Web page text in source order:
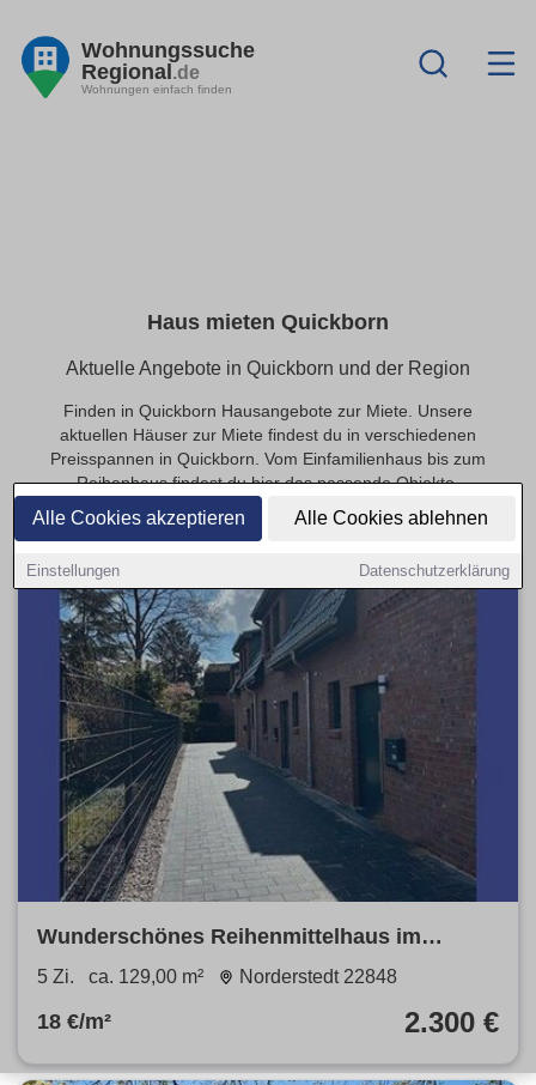
Alle Cookies akzeptieren Alle Cookies ablehnen
Einstellungen Datenschutzerklärung
Wohnungssuche
Regional.de
Wohnungen einfach finden
Haus mieten Quickborn
Aktuelle Angebote in Quickborn und der Region
Finden in Quickborn Hausangebote zur Miete. Unsere
aktuellen Häuser zur Miete findest du in verschiedenen
Preisspannen in Quickborn. Vom Einfamilienhaus bis zum
Reihenhaus findest du hier das passende Objekte.
Wunderschönes Reihenmittelhaus im
Erstbezug
5 Zi. ca. 129,00 m² Norderstedt 22848
18 €/m² 2.300 €